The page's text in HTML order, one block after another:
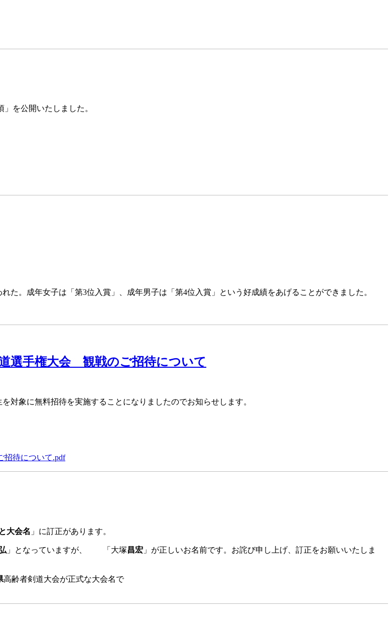
を公開いたしました。
。成年女子は「第3位入賞」、成年男子は「第4位入賞」という好成績をあげることができました。
選手権大会 観戦のご招待について
象に無料招待を実施することになりましたのでお知らせします。
招待について.pdf
大会名 」に訂正があります。
」となっていますが、 「大塚昌宏 」が正しいお名前です。お詫び申し上げ、訂正をお願いいたしま
高齢者剣道大会が正式な大会名で